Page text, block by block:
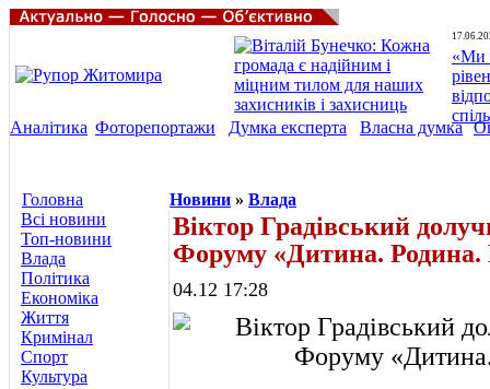
«Ми
Аналітика Фоторепортажи Думка експерта Власна думка
Головна
Всі новини
Топ-новини
Влада
Політика
Економіка
Життя
Кримінал
Спорт
Культура
Новини » Влада
Віктор Градівський
Форуму «Дитина. Родина.
04.12 17:28